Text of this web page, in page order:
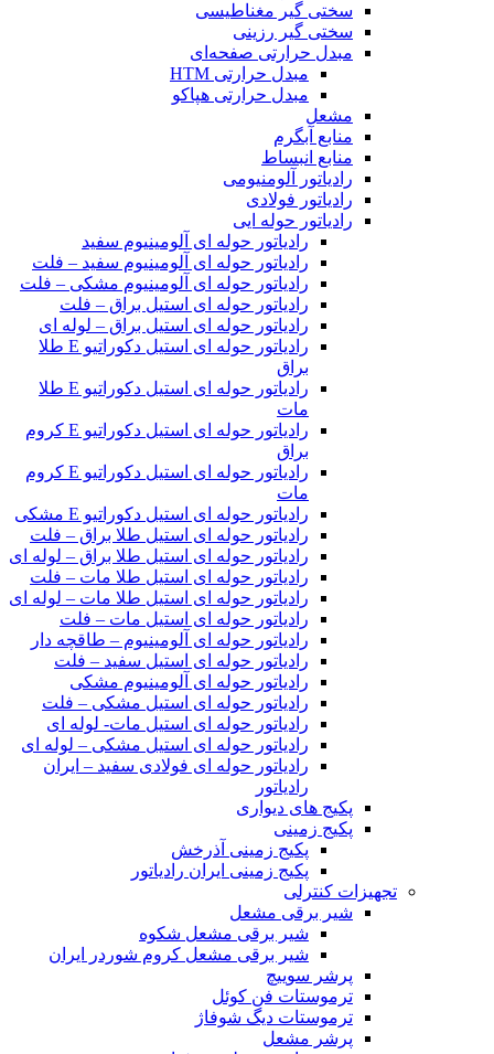
سختی گیر مغناطیسی
سختی گیر رزینی
مبدل حرارتی صفحه‌ای
مبدل حرارتی HTM‎
مبدل حرارتی هپاکو
مشعل
منابع آبگرم
منابع انبساط
رادیاتور آلومنیومی
رادیاتور فولادی
رادیاتور حوله ایی
رادیاتور حوله ای آلومینیوم سفید
رادیاتور حوله ای آلومینیوم سفید – فلت
رادیاتور حوله ای آلومینیوم مشکی – فلت
رادیاتور حوله ای استیل براق – فلت
رادیاتور حوله ای استیل براق – لوله ای
رادیاتور حوله ای استیل دکوراتیو E طلا
براق
رادیاتور حوله ای استیل دکوراتیو E طلا
مات
رادیاتور حوله ای استیل دکوراتیو E کروم
براق
رادیاتور حوله ای استیل دکوراتیو E کروم
مات
رادیاتور حوله ای استیل دکوراتیو E مشکی
رادیاتور حوله ای استیل طلا براق – فلت
رادیاتور حوله ای استیل طلا براق – لوله ای
رادیاتور حوله ای استیل طلا مات – فلت
رادیاتور حوله ای استیل طلا مات – لوله ای
رادیاتور حوله ای استیل مات – فلت
رادیاتور حوله ای آلومینیوم – طاقچه دار
رادیاتور حوله ای استیل سفید – فلت
رادیاتور حوله ای آلومینیوم مشکی
رادیاتور حوله ای استیل مشکی – فلت
رادیاتور حوله ای استیل مات- لوله ای
رادیاتور حوله ای استیل مشکی – لوله ای
رادیاتور حوله ای فولادی سفید – ایران
رادیاتور
پکیج های دیواری
پکیج زمینی
پکیج زمینی آذرخش
پکیج زمینی ایران رادیاتور
تجهیزات کنترلی
شیر برقی مشعل
شیر برقی مشعل شکوه
شیر برقی مشعل کروم شوردر ایران
پرشر سوییچ
ترموستات فن کوئل
ترموستات دیگ شوفاژ
پرشر مشعل